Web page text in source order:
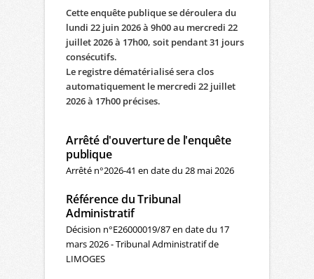
Cette enquête publique se déroulera du
lundi 22 juin 2026 à 9h00 au mercredi 22
juillet 2026 à 17h00, soit pendant 31 jours
consécutifs.
Le registre dématérialisé sera clos
automatiquement le mercredi 22 juillet
2026 à 17h00 précises.
Arrêté d'ouverture de l'enquête
publique
Arrêté n°2026-41 en date du 28 mai 2026
Référence du Tribunal
Administratif
Décision n°E26000019/87 en date du 17
mars 2026 - Tribunal Administratif de
LIMOGES